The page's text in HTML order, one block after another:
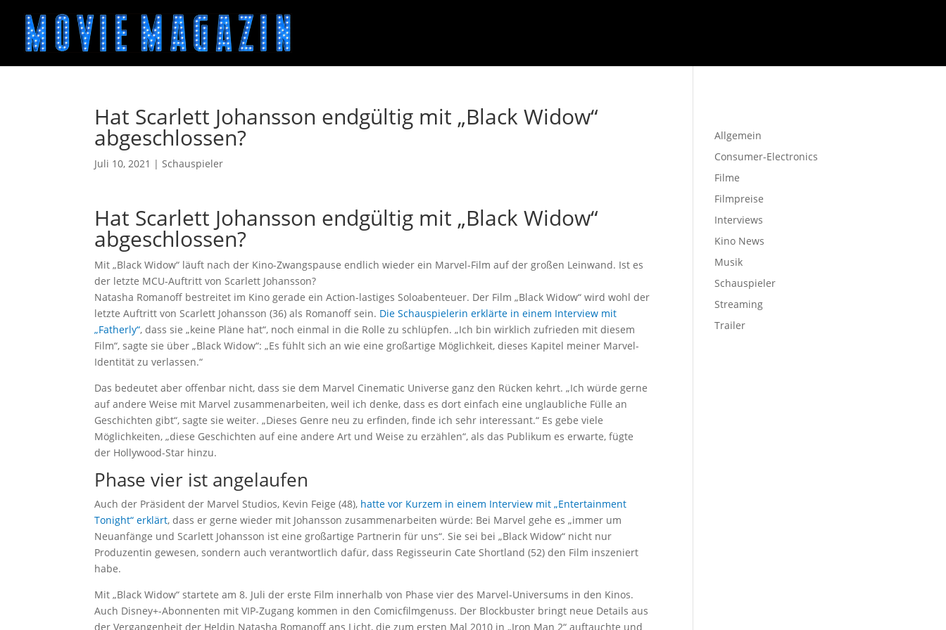
Hat Scarlett Johansson endgültig mit „Black Widow“
abgeschlossen?
Juli 10, 2021 |Schauspieler
Hat Scarlett Johansson endgültig mit „Black Widow“
abgeschlossen?
Mit „Black Widow“ läuft nach der Kino-Zwangspause endlich wieder ein Marvel-Film auf der großen Leinwand. Ist es
der letzte MCU-Auftritt von Scarlett Johansson?
Natasha Romanoff bestreitet im Kino gerade ein Action-lastiges Soloabenteuer. Der Film „Black Widow“ wird wohl der
letzte Auftritt von Scarlett Johansson (36) als Romanoff sein. Die Schauspielerin erklärte in einem Interview mit
„Fatherly“, dass sie „keine Pläne hat“, noch einmal in die Rolle zu schlüpfen. „Ich bin wirklich zufrieden mit diesem
Film“, sagte sie über „Black Widow“: „Es fühlt sich an wie eine großartige Möglichkeit, dieses Kapitel meiner Marvel-
Identität zu verlassen.“
Das bedeutet aber offenbar nicht, dass sie dem Marvel Cinematic Universe ganz den Rücken kehrt. „Ich würde gerne
auf andere Weise mit Marvel zusammenarbeiten, weil ich denke, dass es dort einfach eine unglaubliche Fülle an
Geschichten gibt“, sagte sie weiter. „Dieses Genre neu zu erfinden, finde ich sehr interessant.“ Es gebe viele
Möglichkeiten, „diese Geschichten auf eine andere Art und Weise zu erzählen“, als das Publikum es erwarte, fügte
der Hollywood-Star hinzu.
Phase vier ist angelaufen
Auch der Präsident der Marvel Studios, Kevin Feige (48), hatte vor Kurzem in einem Interview mit „Entertainment
Tonight“ erklärt, dass er gerne wieder mit Johansson zusammenarbeiten würde: Bei Marvel gehe es „immer um
Neuanfänge und Scarlett Johansson ist eine großartige Partnerin für uns“. Sie sei bei „Black Widow“ nicht nur
Produzentin gewesen, sondern auch verantwortlich dafür, dass Regisseurin Cate Shortland (52) den Film inszeniert
habe.
Mit „Black Widow“ startete am 8. Juli der erste Film innerhalb von Phase vier des Marvel-Universums in den Kinos.
Auch Disney+-Abonnenten mit VIP-Zugang kommen in den Comicfilmgenuss. Der Blockbuster bringt neue Details aus
der Vergangenheit der Heldin Natasha Romanoff ans Licht, die zum ersten Mal 2010 in „Iron Man 2“ auftauchte und
Allgemein
Consumer-Electronics
Filme
Filmpreise
Interviews
Kino News
Musik
Schauspieler
Streaming
Trailer